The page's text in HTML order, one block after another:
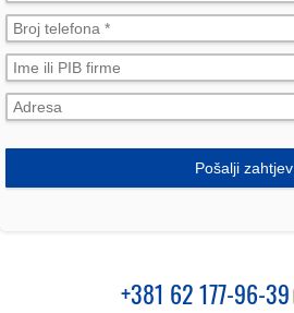
Pošalji zahtjev
+381 62 177-96-39